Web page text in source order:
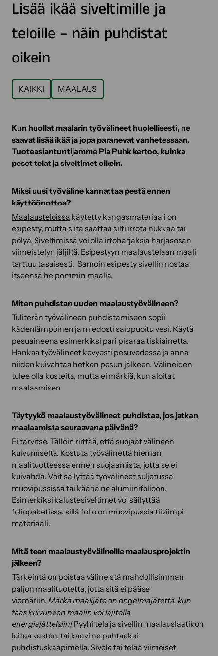
Lisää ikää siveltimille ja
teloille – näin puhdistat
oikein
KAIKKI MAALAUS
Kun huollat maalarin työvälineet huolellisesti, ne
saavat lisää ikää ja jopa paranevat vanhetessaan.
Tuoteasiantuntijamme Pia Puhk kertoo, kuinka
peset telat ja siveltimet oikein.
Miksi uusi työväline kannattaa pestä ennen
käyttöönottoa?
Maalausteloissa käytetty kangasmateriaali on
esipesty, mutta siitä saattaa silti irrota nukkaa tai
pölyä. Siveltimissä voi olla irtoharjaksia harjasosan
viimeistelyn jäljiltä. Esipestyyn maalaustelaan maali
tarttuu tasaisesti. Samoin esipesty sivellin nostaa
itseensä helpommin maalia.
Miten puhdistan uuden maalaustyövälineen?
Tuliterän työvälineen puhdistamiseen sopii
kädenlämpöinen ja miedosti saippuoitu vesi. Käytä
pesuaineena esimerkiksi pari pisaraa tiskiainetta.
Hankaa työvälineet kevyesti pesuvedessä ja anna
niiden kuivahtaa hetken pesun jälkeen. Välineiden
tulee olla kosteita, mutta ei märkiä, kun aloitat
maalaamisen.
Täytyykö maalaustyövälineet puhdistaa, jos jatkan
maalaamista seuraavana päivänä?
Ei tarvitse. Tällöin riittää, että suojaat välineen
kuivumiselta. Kostuta työvälinettä hieman
maalituotteessa ennen suojaamista, jotta se ei
kuivahda. Voit säilyttää työvälineet suljetussa
muovipussissa tai kääriä ne alumiinifolioon.
Esimerkiksi kalustesiveltimet voi säilyttää
foliopaketissa, sillä folio on muovipussia tiiviimpi
materiaali.
Mitä teen maalaustyövälineille maalausprojektin
jälkeen?
Tärkeintä on poistaa välineistä mahdollisimman
paljon maalituotetta, jotta sitä ei pääse
viemäriin. Märkä maalijäte on ongelmajätettä, kun
taas kuivuneen maalin voi lajitella
energiajätteisiin!Pyyhi tela ja sivellin maalauslaatikon
laitaa vasten, tai kaavi ne puhtaaksi
puhdistuskaapimella. Sivele tai telaa viimeiset